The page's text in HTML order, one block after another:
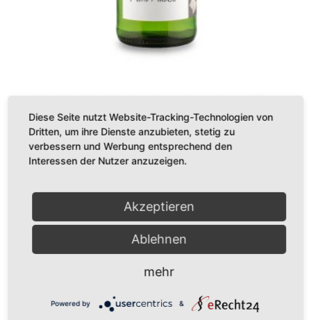
Morio Muskat
€4,50
Enthält 19% MwSt.
Alk. 10 % vol
WEISSWEIN
Diese Seite nutzt Website-Tracking-Technologien von
Dritten, um ihre Dienste anzubieten, stetig zu
verbessern und Werbung entsprechend den
Interessen der Nutzer anzuzeigen.
Akzeptieren
Ablehnen
mehr
Powered by &